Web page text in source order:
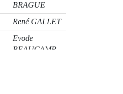
BRAGUE
René GALLET
Evode
BEAUCAMP